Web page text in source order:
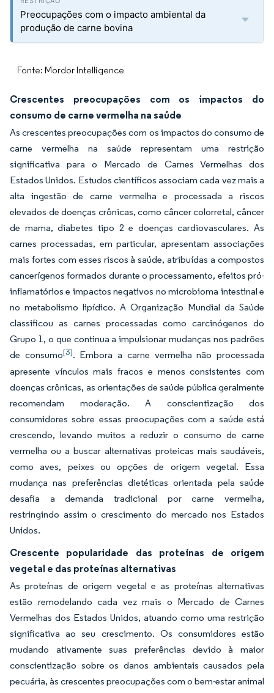
Preocupações com o impacto ambiental da
produção de carne bovina
Fonte: Mordor Intelligence
Crescentes preocupações com os impactos do
consumo de carne vermelha na saúde
As crescentes preocupações com os impactos do consumo de
carne vermelha na saúde representam uma restrição
significativa para o Mercado de Carnes Vermelhas dos
Estados Unidos. Estudos científicos associam cada vez mais a
alta ingestão de carne vermelha e processada a riscos
elevados de doenças crônicas, como câncer colorretal, câncer
de mama, diabetes tipo 2 e doenças cardiovasculares. As
carnes processadas, em particular, apresentam associações
mais fortes com esses riscos à saúde, atribuídas a compostos
cancerígenos formados durante o processamento, efeitos pró-
inflamatórios e impactos negativos no microbioma intestinal e
no metabolismo lipídico. A Organização Mundial da Saúde
classificou as carnes processadas como carcinógenos do
Grupo 1, o que continua a impulsionar mudanças nos padrões
de consumo[3]. Embora a carne vermelha não processada
apresente vínculos mais fracos e menos consistentes com
doenças crônicas, as orientações de saúde pública geralmente
recomendam moderação. A conscientização dos
consumidores sobre essas preocupações com a saúde está
crescendo, levando muitos a reduzir o consumo de carne
vermelha ou a buscar alternativas proteicas mais saudáveis,
como aves, peixes ou opções de origem vegetal. Essa
mudança nas preferências dietéticas orientada pela saúde
desafia a demanda tradicional por carne vermelha,
restringindo assim o crescimento do mercado nos Estados
Unidos.
Crescente popularidade das proteínas de origem
vegetal e das proteínas alternativas
As proteínas de origem vegetal e as proteínas alternativas
estão remodelando cada vez mais o Mercado de Carnes
Vermelhas dos Estados Unidos, atuando como uma restrição
significativa ao seu crescimento. Os consumidores estão
mudando ativamente suas preferências devido à maior
conscientização sobre os danos ambientais causados pela
pecuária, às crescentes preocupações com o bem-estar animal